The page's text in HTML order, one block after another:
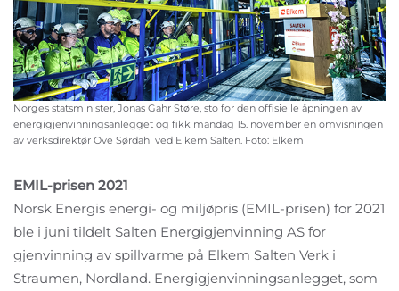
Norges statsminister, Jonas Gahr Støre, sto for den offisielle åpningen av
energigjenvinningsanlegget og fikk mandag 15. november en omvisningen
av verksdirektør Ove Sørdahl ved Elkem Salten. Foto: Elkem
EMIL-prisen 2021
Norsk Energis energi- og miljøpris (EMIL-prisen) for 2021
ble i juni tildelt Salten Energigjenvinning AS for
gjenvinning av spillvarme på Elkem Salten Verk i
Straumen, Nordland. Energigjenvinningsanlegget, som